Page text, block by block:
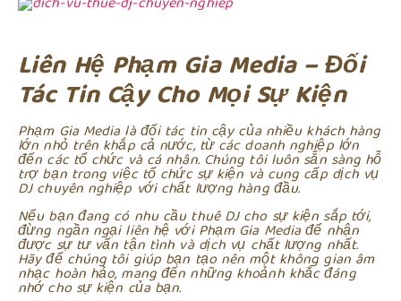
Liên Hệ Phạm Gia Media – Đối
Tác Tin Cậy Cho Mọi Sự Kiện
Phạm Gia Media là đối tác tin cậy của nhiều khách hàng
lớn nhỏ trên khắp cả nước, từ các doanh nghiệp lớn
đến các tổ chức và cá nhân. Chúng tôi luôn sẵn sàng hỗ
trợ bạn trong việc tổ chức sự kiện và cung cấp dịch vụ
DJ chuyên nghiệp với chất lượng hàng đầu.
Nếu bạn đang có nhu cầu thuê DJ cho sự kiện sắp tới,
đừng ngần ngại liên hệ với Phạm Gia Media để nhận
được sự tư vấn tận tình và dịch vụ chất lượng nhất.
Hãy để chúng tôi giúp bạn tạo nên một không gian âm
nhạc hoàn hảo, mang đến những khoảnh khắc đáng
nhớ cho sự kiện của bạn.